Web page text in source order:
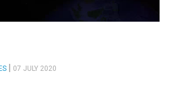
07 JULY 2020